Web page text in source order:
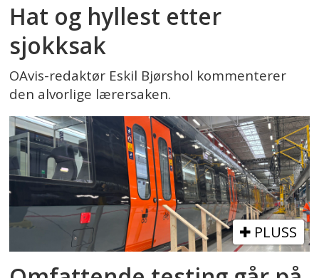
Hat og hyllest etter
sjokksak
OAvis-redaktør Eskil Bjørshol kommenterer
den alvorlige lærersaken.
PLUSS